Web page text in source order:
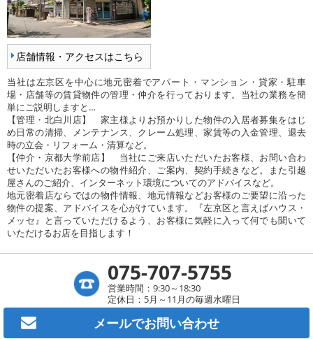
店舗情報・アクセスはこちら
当社は左京区を中心に地元密着でアパート・マンション・貸家・駐車
場・店舗等の賃貸物件の管理・仲介を行っております。当社の業務を簡
単にご説明しますと…
【管理・北白川店】 家主様よりお預かりした物件の入居者募集をはじ
め日常の清掃、メンテナンス、クレーム処理、家賃等の入金管理、退去
時の立会・リフォーム・清算など。
【仲介・京都大学前店】 当社にご来店いただいたお客様、お問い合わ
せいただいたお客様への物件紹介、ご案内、契約手続きなど。また引越
屋さんのご紹介、インターネット環境についてのアドバイスなど。
地元密着店ならではの物件情報、地元情報などお客様のご要望に沿った
物件の提案、アドバイスを心がけています。『左京区と言えばハウス・
メッセ』と言っていただけるよう、お客様に気軽に入って何でも聞いて
いただけるお店を目指します！
075-707-5755
営業時間：9:30～18:30
定休日：5月～11月の毎週水曜日
メールでお問い合わせ